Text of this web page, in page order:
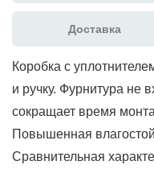
Доставка
Коробка с
и ручку. Фурнитура не
сокращает время
Повышенная
Сравнительная